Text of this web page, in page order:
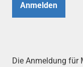
Anmelden
Die Anmeldung für